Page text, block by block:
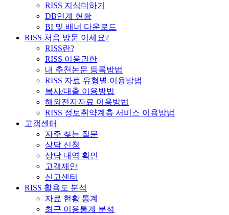
RISS 지식더하기
DB연계 현황
BI 및 배너 다운로드
RISS 처음 방문 이세요?
RISS란?
RISS 이용권한
내 추천논문 등록방법
RISS 자료 유형별 이용방법
복사/대출 이용방법
해외전자자료 이용방법
RISS 정보취약계층 서비스 이용방법
고객센터
자주 찾는 질문
상담 신청
상담 내역 확인
고객제안
신고센터
RISS 활용도 분석
자료 현황 통계
최근 이용통계 분석